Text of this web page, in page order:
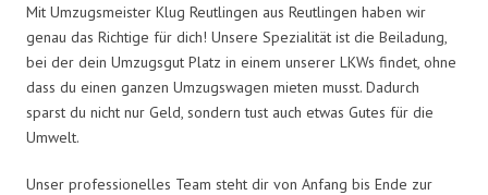
Mit Umzugsmeister Klug Reutlingen aus Reutlingen haben wir
genau das Richtige für dich! Unsere Spezialität ist die Beiladung,
bei der dein Umzugsgut Platz in einem unserer LKWs findet, ohne
dass du einen ganzen Umzugswagen mieten musst. Dadurch
sparst du nicht nur Geld, sondern tust auch etwas Gutes für die
Umwelt.
Unser professionelles Team steht dir von Anfang bis Ende zur